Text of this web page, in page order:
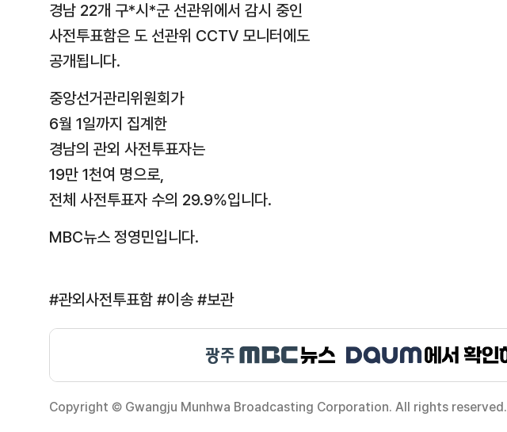
경남 22개 구*시*군 선관위에서 감시 중인
사전투표함은 도 선관위 CCTV 모니터에도
공개됩니다.
중앙선거관리위원회가
6월 1일까지 집계한
경남의 관외 사전투표자는
19만 1천여 명으로,
전체 사전투표자 수의 29.9%입니다.
MBC뉴스 정영민입니다.
#관외사전투표함 #이송 #보관
Copyright © Gwangju Munhwa Broadcasting Corporation. All rights reserved.